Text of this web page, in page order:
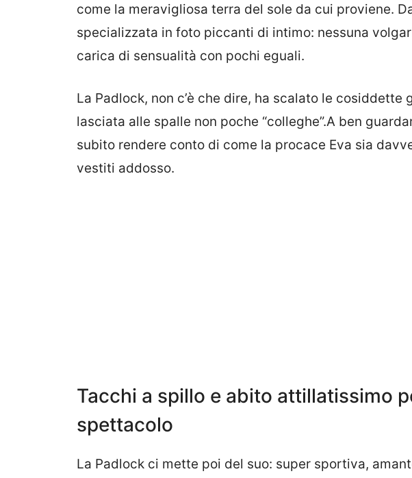
come la meravigliosa terra del sole da cui proviene.
specializzata in foto piccanti di intimo: nessuna
carica di sensualità con pochi eguali.
La Padlock, non c’è che dire, ha scalato le cosiddette
lasciata alle spalle non poche “colleghe”.A ben
subito rendere conto di come la procace Eva sia
vestiti addosso.
Tacchi a spillo e abito attillatissimo
spettacolo
La Padlock ci mette poi del suo: super sportiva,